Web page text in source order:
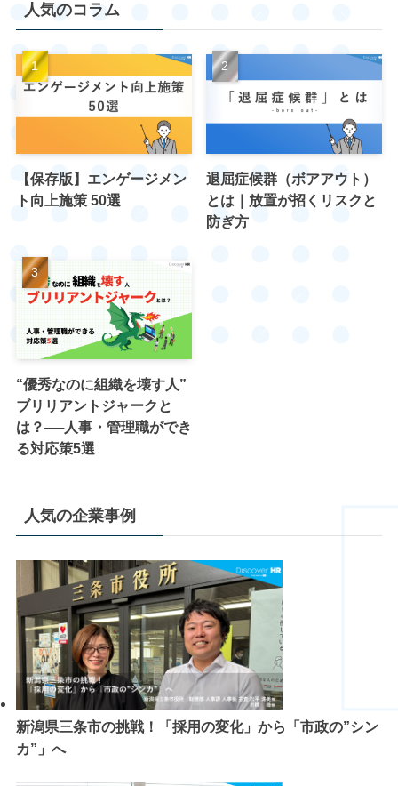
人気のコラム
【保存版】エンゲージメン
ト向上施策 50選
退屈症候群（ボアアウト）
とは｜放置が招くリスクと
防ぎ方
“優秀なのに組織を壊す人”
ブリリアントジャークと
は？──人事・管理職ができ
る対応策5選
人気の企業事例
新潟県三条市の挑戦！「採用の変化」から「市政の”シン
カ”」へ